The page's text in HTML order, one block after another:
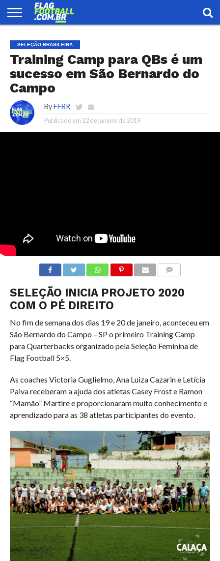
FOOTBALL
ENCONTRE
UMA
EQUIPE
SELEÇÃO
BRASILEIRA
LOJA
SELEÇÃO BRASILEIRA
Training Camp para QBs é um
sucesso em São Bernardo do
Campo
By FFBR
Publicado em 22 de janeiro de 2019
SELEÇÃO INICIA PROJETO 2020
COM O PÉ DIREITO
No fim de semana dos dias 19 e 20 de janeiro, aconteceu em
São Bernardo do Campo – SP o primeiro Training Camp
para Quarterbacks organizado pela Seleção Feminina de
Flag Football 5×5.
As coaches Victoria Guglielmo, Ana Luiza Cazarin e Letícia
Paiva receberam a ajuda dos atletas Casey Frost e Ramon
“Mamão” Martire e proporcionaram muito conhecimento e
aprendizado para as 38 atletas participantes do evento.